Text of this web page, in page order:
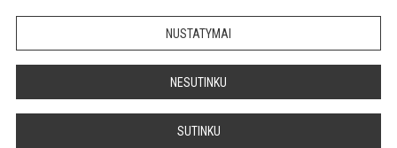
NUSTATYMAI
NESUTINKU
SUTINKU